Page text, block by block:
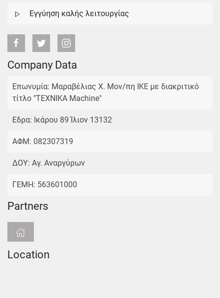
Εγγύηση καλής λειτουργίας
Company Data
Επωνυμία: Μαραβέλιας Χ. Μον/πη ΙΚΕ με διακριτικό
τίτλο "TEXNIKA Machine"
Εδρα: Ικάρου 89 Ίλιον 13132
ΑΦΜ: 082307319
ΔΟΥ: Αγ. Αναργύρων
ΓΕΜΗ: 563601000
Partners
Location